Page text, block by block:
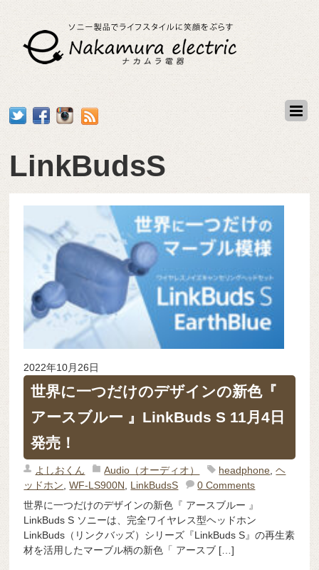
LinkBudsS
2022年10月26日
世界に一つだけのデザインの新色『
アースブルー 』LinkBuds S 11月4日
発売！
よしおくん Audio（オーディオ） headphone ,ヘ
ッドホン ,WF-LS900N LinkBudsS
0 Comments
世界に一つだけのデザインの新色『 アースブルー 』
LinkBuds S ソニーは、完全ワイヤレス型ヘッドホン
LinkBuds（リンクバッズ）シリーズ『LinkBuds S』の再生素
材を活用したマーブル柄の新色「 アースブ […]